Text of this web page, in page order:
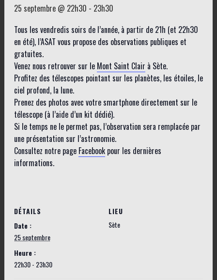
25 septembre @ 22h30 - 23h30
Tous les vendredis soirs de l’année, à partir de 21h (et 22h30
en été), l’ASAT vous propose des observations publiques et
gratuites.
Venez nous retrouver sur le Mont Saint Clair à Sète.
Profitez des télescopes pointant sur les planètes, les étoiles, le
ciel profond, la lune.
Prenez des photos avec votre smartphone directement sur le
télescope (à l’aide d’un kit dédié).
Si le temps ne le permet pas, l’observation sera remplacée par
une présentation sur l’astronomie.
Consultez notre page Facebookpour les dernières
informations.
DÉTAILS
Date :
25 septembre
Heure :
22h30 - 23h30
LIEU
Sète